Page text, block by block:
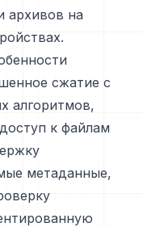
архивов на
сжатие с
алгоритмов,
к файлам
метаданные,